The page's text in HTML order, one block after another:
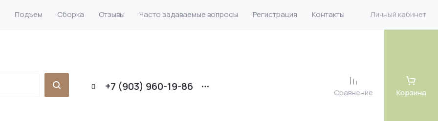
Подъем Сборка Отзывы Часто задаваемые вопросы Регистрация Контакты Личный кабинет
+7 (903) 960-19-86 Сравнение Корзина